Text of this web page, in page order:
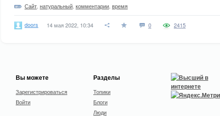
Сайт натуральный комментарии время
doors 14 мая 2022, 10:34 0 2415
Вы можете
Зарегистрироваться
Войти
Разделы
Топики
Блоги
Люди